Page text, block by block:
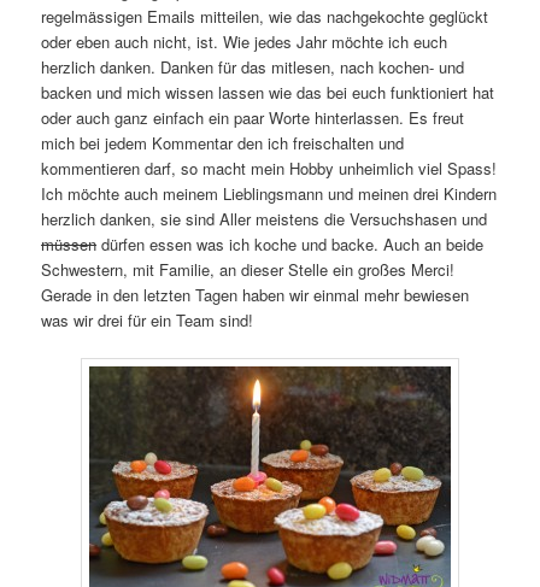
regelmässigen Emails mitteilen, wie das nachgekochte geglückt
oder eben auch nicht, ist. Wie jedes Jahr möchte ich euch
herzlich danken. Danken für das mitlesen, nach kochen- und
backen und mich wissen lassen wie das bei euch funktioniert hat
oder auch ganz einfach ein paar Worte hinterlassen. Es freut
mich bei jedem Kommentar den ich freischalten und
kommentieren darf, so macht mein Hobby unheimlich viel Spass!
Ich möchte auch meinem Lieblingsmann und meinen drei Kindern
herzlich danken, sie sind Aller meistens die Versuchshasen und
müssen dürfen essen was ich koche und backe. Auch an beide
Schwestern, mit Familie, an dieser Stelle ein großes Merci!
Gerade in den letzten Tagen haben wir einmal mehr bewiesen
was wir drei für ein Team sind!